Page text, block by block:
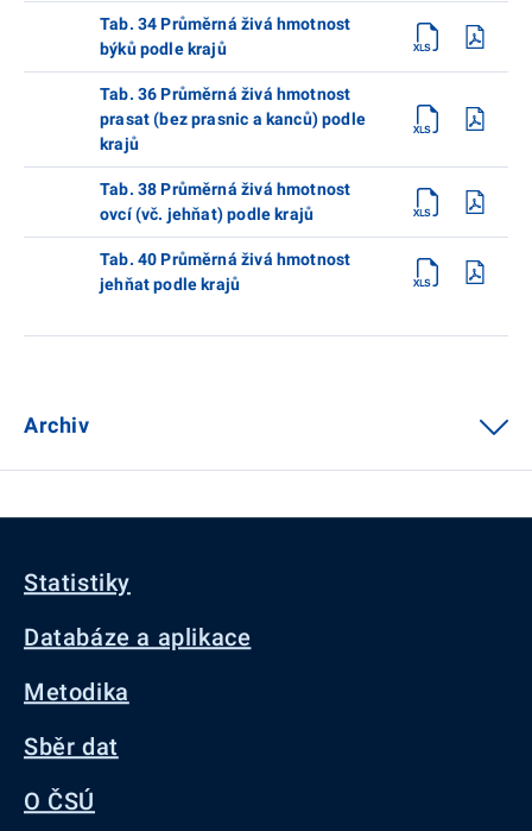
Tab. 34 Průměrná živá hmotnost
býků podle krajů
Tab. 36 Průměrná živá hmotnost
prasat (bez prasnic a kanců) podle
krajů
Tab. 38 Průměrná živá hmotnost
ovcí (vč. jehňat) podle krajů
Tab. 40 Průměrná živá hmotnost
jehňat podle krajů
Archiv
Statistiky
Databáze a aplikace
Metodika
Sběr dat
O ČSÚ